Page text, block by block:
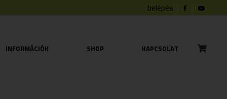
belépés
INFORMÁCIÓK SHOP KAPCSOLAT